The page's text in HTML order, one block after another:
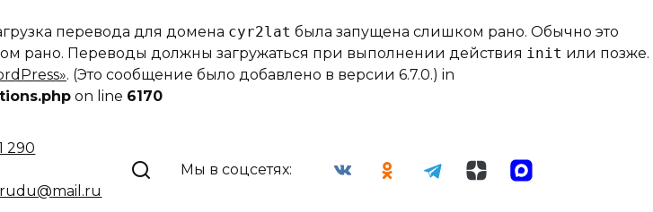
перевода для домена cyr2lat была запущена слишком рано. Обычно это
рано. Переводы должны загружаться при выполнении действия init или позже.
. (Это сообщение было добавлено в версии 6.7.0.) in
on line 6170
290
Мы в соцсетях: